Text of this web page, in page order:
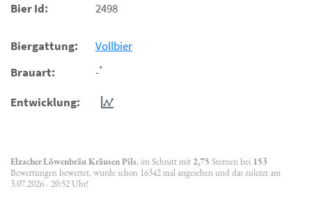
Bier Id: 2498
Biergattung:
Vollbier
Brauart:
-*
Entwicklung:
Elzacher Löwenbräu Kräusen Pils, im Schnitt mit 2,75 Sternen bei 153
Bewertungen bewertet, wurde schon 16342 mal angesehen und das zuletzt am
3.07.2026 - 20:52 Uhr!